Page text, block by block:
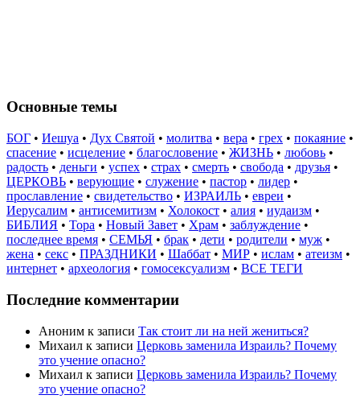
Основные темы
БОГ • Иешуа • Дух Святой • молитва • вера • грех • покаяние •
спасение • исцеление • благословение • ЖИЗНЬ • любовь •
радость • деньги • успех • страх • смерть • свобода • друзья •
ЦЕРКОВЬ • верующие • служение • пастор • лидер •
прославление • свидетельство • ИЗРАИЛЬ • евреи •
Иерусалим • антисемитизм • Холокост • алия • иудаизм •
БИБЛИЯ • Тора • Новый Завет • Храм • заблуждение •
последнее время • СЕМЬЯ • брак • дети • родители • муж •
жена • секс • ПРАЗДНИКИ • Шаббат • МИР • ислам • атеизм •
интернет • археология • гомосексуализм • ВСЕ ТЕГИ
Последние комментарии
Аноним к записи Так стоит ли на ней жениться?
Михаил к записи Церковь заменила Израиль? Почему
это учение опасно?
Михаил к записи Церковь заменила Израиль? Почему
это учение опасно?